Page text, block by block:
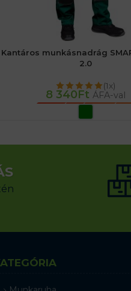
Kantáros munkásnadrág
2.0
(1x)
8 340Ft ÁFA-val
OPCIÓK VÁLASZTÁSA